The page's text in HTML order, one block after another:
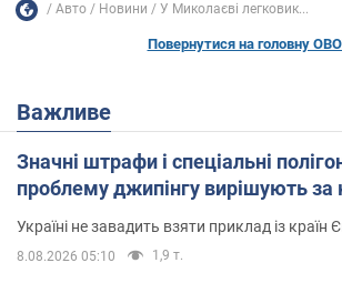
Авто Новини У Миколаєві легковик...
Повернутися на головну
Важливе
Значні штрафи і спеціальні
проблему джипінгу вирішують за
Україні не завадить взяти приклад із країн
8.08.2026 05:10 1,9 т.